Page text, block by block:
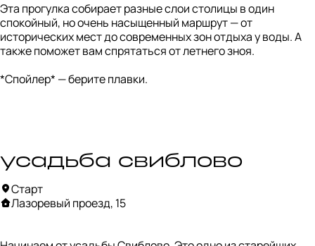
Эта прогулка собирает разные слои столицы в один
спокойный, но очень насыщенный маршрут — от
исторических мест до современных зон отдыха у воды. А
также поможет вам спрятаться от летнего зноя.
*Спойлер* — берите плавки.
усадьба свиблово
Старт
Лазоревый проезд, 15